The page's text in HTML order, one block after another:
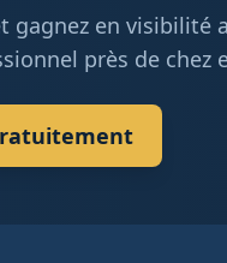
gagnez en visibilité
près de chez